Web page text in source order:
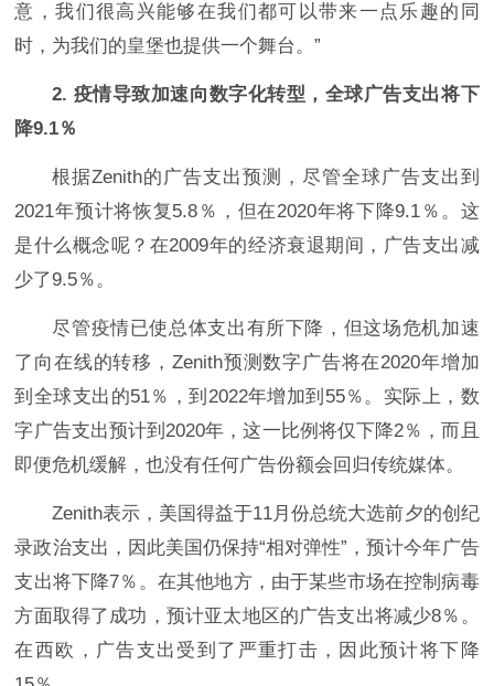
意，我们很高兴能够在我们都可以带来一点乐趣的同
时，为我们的皇堡也提供一个舞台。”
2. 疫情导致加速向数字化转型，全球广告支出将下
降9.1％
根据Zenith的广告支出预测，尽管全球广告支出到
2021年预计将恢复5.8％，但在2020年将下降9.1％。这
是什么概念呢？在2009年的经济衰退期间，广告支出减
少了9.5％。
尽管疫情已使总体支出有所下降，但这场危机加速
了向在线的转移，Zenith预测数字广告将在2020年增加
到全球支出的51％，到2022年增加到55％。实际上，数
字广告支出预计到2020年，这一比例将仅下降2％，而且
即便危机缓解，也没有任何广告份额会回归传统媒体。
Zenith表示，美国得益于11月份总统大选前夕的创纪
录政治支出，因此美国仍保持“相对弹性”，预计今年广告
支出将下降7％。在其他地方，由于某些市场在控制病毒
方面取得了成功，预计亚太地区的广告支出将减少8％。
在西欧，广告支出受到了严重打击，因此预计将下降